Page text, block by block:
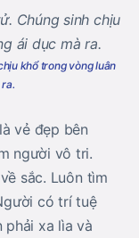
khổ trong vòng luân
vẻ đẹp bên
người vô tri.
sắc. Luôn tìm
có trí tuệ
phải xa lìa và